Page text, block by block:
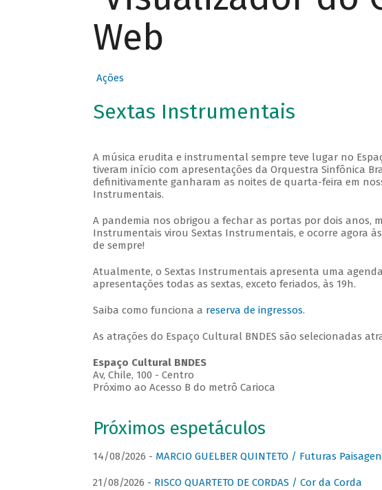
Web
Ações
Sextas Instrumentais
A música erudita e instrumental sempre teve lugar no
tiveram início com apresentações da Orquestra Sinfônica
definitivamente ganharam as noites de quarta-feira em
Instrumentais.
A pandemia nos obrigou a fechar as portas por dois anos,
Instrumentais virou Sextas Instrumentais, e ocorre agora
de sempre!
Atualmente, o Sextas Instrumentais apresenta uma
apresentações todas as sextas, exceto feriados, às 19h.
Saiba como funciona a reserva de ingressos.
As atrações do Espaço Cultural BNDES são selecionadas
Espaço Cultural BNDES
Av, Chile, 100 - Centro
Próximo ao Acesso B do metrô Carioca
Próximos espetáculos
14/08/2026 - MARCIO GUELBER QUINTETO / Futuras
21/08/2026 - RISCO QUARTETO DE CORDAS / Cor da Corda